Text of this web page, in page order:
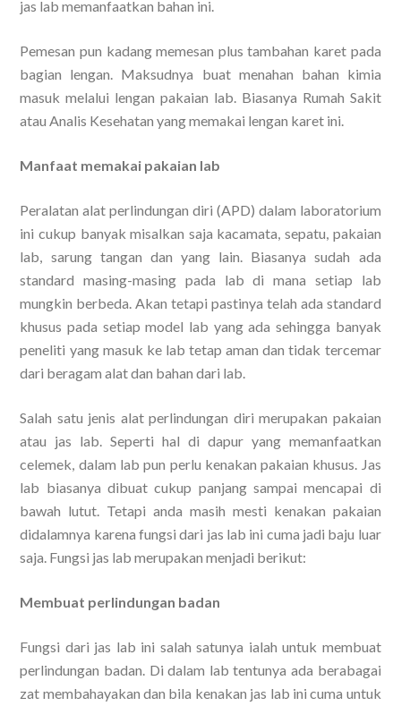
jas lab memanfaatkan bahan ini.
Pemesan pun kadang memesan plus tambahan karet pada
bagian lengan. Maksudnya buat menahan bahan kimia
masuk melalui lengan pakaian lab. Biasanya Rumah Sakit
atau Analis Kesehatan yang memakai lengan karet ini.
Manfaat memakai pakaian lab
Peralatan alat perlindungan diri (APD) dalam laboratorium
ini cukup banyak misalkan saja kacamata, sepatu, pakaian
lab, sarung tangan dan yang lain. Biasanya sudah ada
standard masing-masing pada lab di mana setiap lab
mungkin berbeda. Akan tetapi pastinya telah ada standard
khusus pada setiap model lab yang ada sehingga banyak
peneliti yang masuk ke lab tetap aman dan tidak tercemar
dari beragam alat dan bahan dari lab.
Salah satu jenis alat perlindungan diri merupakan pakaian
atau jas lab. Seperti hal di dapur yang memanfaatkan
celemek, dalam lab pun perlu kenakan pakaian khusus. Jas
lab biasanya dibuat cukup panjang sampai mencapai di
bawah lutut. Tetapi anda masih mesti kenakan pakaian
didalamnya karena fungsi dari jas lab ini cuma jadi baju luar
saja. Fungsi jas lab merupakan menjadi berikut:
Membuat perlindungan badan
Fungsi dari jas lab ini salah satunya ialah untuk membuat
perlindungan badan. Di dalam lab tentunya ada berabagai
zat membahayakan dan bila kenakan jas lab ini cuma untuk